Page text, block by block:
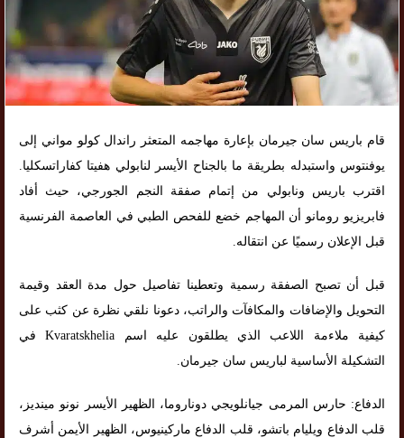
قام باريس سان جيرمان بإعارة مهاجمه المتعثر راندال كولو مواني إلى
يوفنتوس واستبدله بطريقة ما بالجناح الأيسر لنابولي هفيتا كفاراتسكليا.
اقترب باريس ونابولي من إتمام صفقة النجم الجورجي، حيث أفاد
فابريزيو رومانو أن المهاجم خضع للفحص الطبي في العاصمة الفرنسية
قبل الإعلان رسميًا عن انتقاله.
قبل أن تصبح الصفقة رسمية وتعطينا تفاصيل حول مدة العقد وقيمة
التحويل والإضافات والمكافآت والراتب، دعونا نلقي نظرة عن كثب على
كيفية ملاءمة اللاعب الذي يطلقون عليه اسم Kvaratskhelia في
التشكيلة الأساسية لباريس سان جيرمان.
الدفاع: حارس المرمى جيانلويجي دوناروما، الظهير الأيسر نونو مينديز،
قلب الدفاع ويليام باتشو، قلب الدفاع ماركينيوس، الظهير الأيمن أشرف